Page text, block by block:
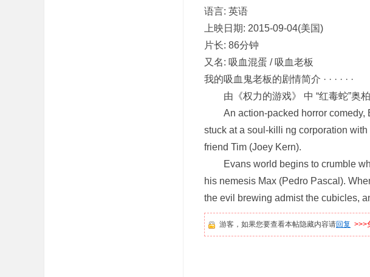
语言: 英语
上映日期: 2015-09-04(美国)
片长: 86分钟
又名: 吸血混蛋 / 吸血老板
我的吸血鬼老板的剧情简介 · · · · · ·
由《权力的游戏》 中 “红毒蛇”奥
An action-packed horror comedy,
stuck at a soul-killi ng corporation
friend Tim (Joey Kern).
Evans world begins to crumble
his nemesis Max (Pedro Pascal).
the evil brewing admist the cubicles,
游客，如果您要查看本帖隐藏内容请回复 >>>